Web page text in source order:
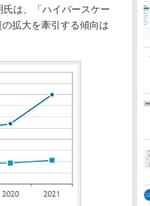
は、「ハイパースケー
拡大を牽引する傾向は